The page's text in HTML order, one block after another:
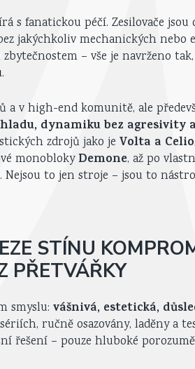
s fanatickou péčí. Zesilovače jsou
jakýchkoliv mechanických nebo
– vše je navrženo
.
a v high-end komunitě, ale
dynamiku bez agresivity
zdrojů jako je Volta a Celio
monoblokyDemone, až po
to jen stroje – jsou to
STÍNU
PŘETVÁŘKY
smyslu: vášnivá, estetická,
ručně osazovány, laděny a
řešení – pouze hluboké